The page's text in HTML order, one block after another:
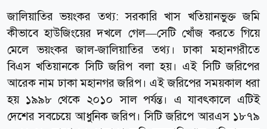
জালিয়াতির ভয়ংকর তথ্য: সরকারি খাস খতিয়ানভুক্ত জমি
কীভাবে হাউজিংয়ের দখলে গেল—সেটি খোঁজ করতে গিয়ে
মেলে ভয়ংকর জাল-জালিয়াতির তথ্য। ঢাকা মহানগরীতে
বিএস খতিয়ানকে সিটি জরিপ বলা হয়। এই সিটি জরিপের
আরেক নাম ঢাকা মহানগর জরিপ। এই জরিপের সময়কাল ধরা
হয় ১৯৯৮ থেকে ২০১০ সাল পর্যন্ত। এ যাবৎকালে এটিই
দেশের সবচেয়ে আধুনিক জরিপ। সিটি জরিপে আরএস ১৮৭৯